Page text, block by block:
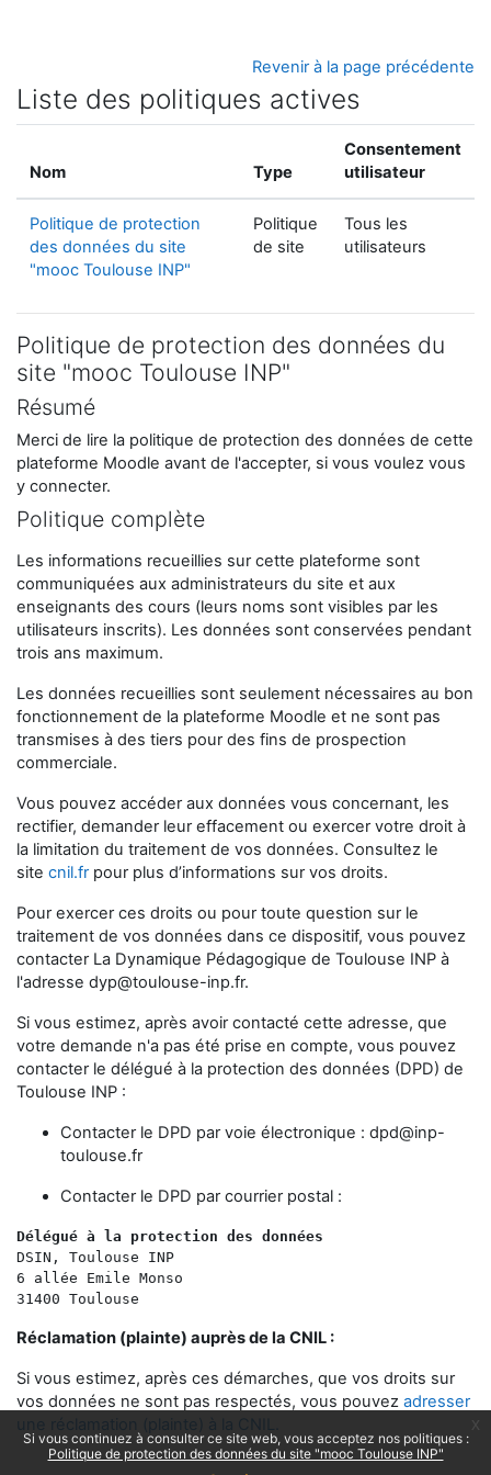
Si vous continuez à consulter ce site web, vous acceptez nos politiques :
Politique de protection des données du site "mooc Toulouse INP"
Revenir à la page précédente
Liste des politiques actives
Nom Type
Consentement
utilisateur
Politique de protection
des données du site
"mooc Toulouse INP"
Politique
de site
Tous les
utilisateurs
Politique de protection des données du
site "mooc Toulouse INP"
Résumé
Merci de lire la politique de protection des données de cette
plateforme Moodle avant de l'accepter, si vous voulez vous
y connecter.
Politique complète
Les informations recueillies sur cette plateforme sont
communiquées aux administrateurs du site et aux
enseignants des cours (leurs noms sont visibles par les
utilisateurs inscrits). Les données sont conservées pendant
trois ans maximum.
Les données recueillies sont seulement nécessaires au bon
fonctionnement de la plateforme Moodle et ne sont pas
transmises à des tiers pour des fins de prospection
commerciale.
Vous pouvez accéder aux données vous concernant, les
rectifier, demander leur effacement ou exercer votre droit à
la limitation du traitement de vos données. Consultez le
site cnil.frpour plus d’informations sur vos droits.
Pour exercer ces droits ou pour toute question sur le
traitement de vos données dans ce dispositif, vous pouvez
contacter La Dynamique Pédagogique de Toulouse INP à
l'adresse dyp@toulouse-inp.fr.
Si vous estimez, après avoir contacté cette adresse, que
votre demande n'a pas été prise en compte, vous pouvez
contacter le délégué à la protection des données (DPD) de
Toulouse INP :
Contacter le DPD par voie électronique : dpd@inp-
toulouse.fr
Contacter le DPD par courrier postal :
Délégué à la protection des données
DSIN, Toulouse INP
6 allée Emile Monso
31400 Toulouse
Réclamation (plainte) auprès de la CNIL :
Si vous estimez, après ces démarches, que vos droits sur
vos données ne sont pas respectés, vous pouvez adresser
une réclamation (plainte) à la CNIL.